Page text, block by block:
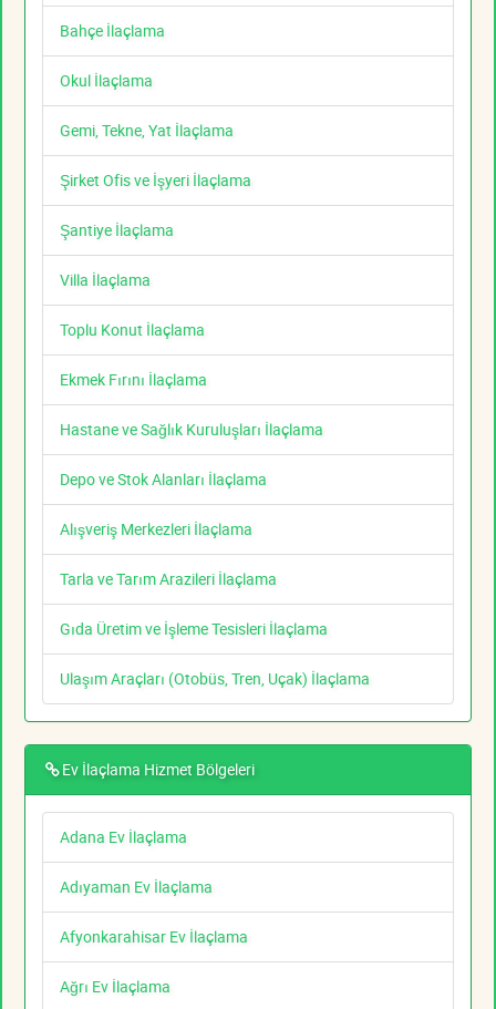
Bahçe İlaçlama
Okul İlaçlama
Gemi, Tekne, Yat İlaçlama
Şirket Ofis ve İşyeri İlaçlama
Şantiye İlaçlama
Villa İlaçlama
Toplu Konut İlaçlama
Ekmek Fırını İlaçlama
Hastane ve Sağlık Kuruluşları İlaçlama
Depo ve Stok Alanları İlaçlama
Alışveriş Merkezleri İlaçlama
Tarla ve Tarım Arazileri İlaçlama
Gıda Üretim ve İşleme Tesisleri İlaçlama
Ulaşım Araçları (Otobüs, Tren, Uçak) İlaçlama
Ev İlaçlama Hizmet Bölgeleri
Adana Ev İlaçlama
Adıyaman Ev İlaçlama
Afyonkarahisar Ev İlaçlama
Ağrı Ev İlaçlama